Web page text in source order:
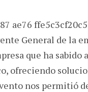
General de la
que ha sabido
ofreciendo
nos permitió